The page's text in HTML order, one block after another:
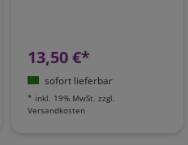
13,50 €*
sofort lieferbar
* inkl. 19% MwSt. zzgl.
Versandkosten